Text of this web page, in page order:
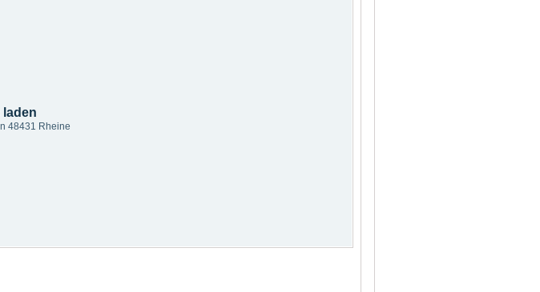
laden
48431 Rheine